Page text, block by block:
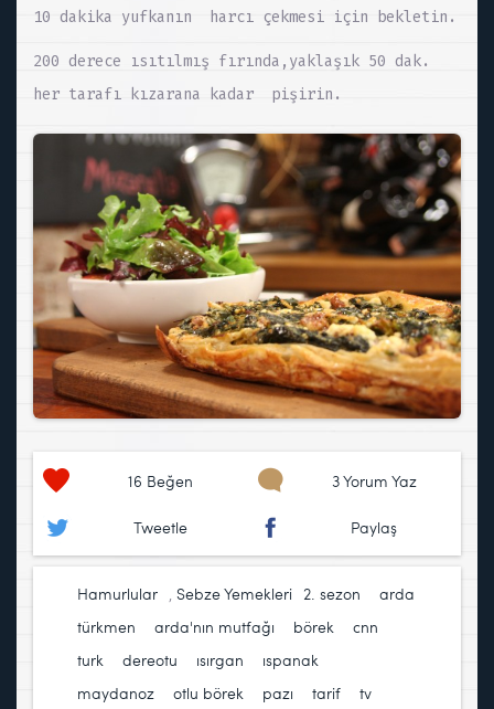
10 dakika yufkanın harcı çekmesi için bekletin.
200 derece ısıtılmış fırında,yaklaşık 50 dak.
her tarafı kızarana kadar pişirin.
16 Beğen 3 Yorum Yaz
Tweetle Paylaş
Hamurlular , Sebze Yemekleri 2. sezon
arda
türkmen
arda'nın mutfağı börek
cnn
turk
dereotu ısırgan ıspanak
maydanoz
otlu börek pazı tarif
tv